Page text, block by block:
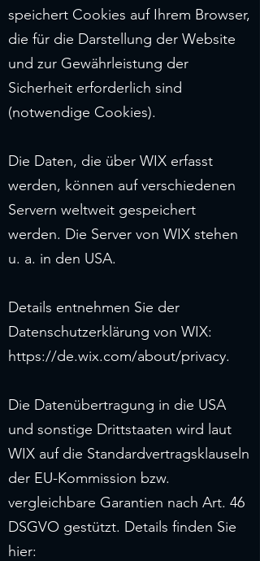
speichert Cookies auf Ihrem Browser,
die für die Darstellung der Website
und zur Gewährleistung der
Sicherheit erforderlich sind
(notwendige Cookies).
Die Daten, die über WIX erfasst
werden, können auf verschiedenen
Servern weltweit gespeichert
werden. Die Server von WIX stehen
u. a. in den USA.
Details entnehmen Sie der
Datenschutzerklärung von WIX:
https://de.wix.com/about/privacy.
Die Datenübertragung in die USA
und sonstige Drittstaaten wird laut
WIX auf die Standardvertragsklauseln
der EU-Kommission bzw.
vergleichbare Garantien nach Art. 46
DSGVO gestützt. Details finden Sie
hier: